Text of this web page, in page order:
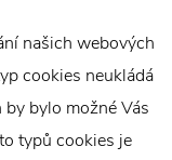
našich webových
cookies neukládá
bylo možné Vás
typů cookies je